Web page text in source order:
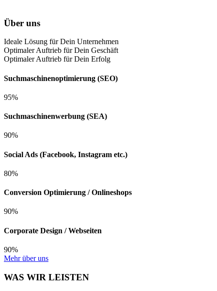
Über uns
Ideale Lösung für Dein Unternehmen
Optimaler Auftrieb für Dein Geschäft
Optimaler Auftrieb für Dein Erfolg
Suchmaschinenoptimierung (SEO)
95%
Suchmaschinenwerbung (SEA)
90%
Social Ads (Facebook, Instagram etc.)
80%
Conversion Optimierung / Onlineshops
90%
Corporate Design / Webseiten
90%
Mehr über uns
WAS WIR LEISTEN